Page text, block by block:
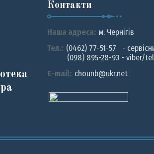
Контакти
Наша адреса: м. Чернiгiв
Тел.: (0462) 77-51-57 -
(098) 895-28-93 - viber/
E-mail: chounb@ukr.net